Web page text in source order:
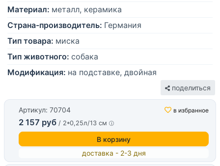
Материал: металл, керамика
Страна-производитель: Германия
Тип товара: миска
Тип животного: собака
Модификация: на подставке, двойная
поделиться
Артикул: 70704 в избранное
2 157 руб / 2*0,25л/13 см
В корзину
доставка - 2-3 дня